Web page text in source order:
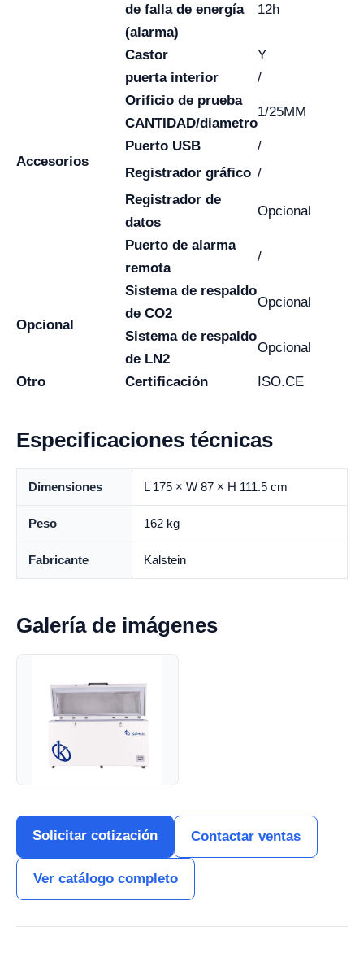
de falla de energía
(alarma)
12h
Accesorios
Castor
Y
puerta interior
/
Orificio de prueba
CANTIDAD/diametro
1/25MM
Puerto USB
/
Registrador gráfico /
Registrador de
datos
Opcional
Puerto de alarma
remota
/
Opcional
Sistema de respaldo
de CO2
Opcional
Sistema de respaldo
de LN2
Opcional
Otro Certificación ISO.CE
Especificaciones técnicas
Dimensiones L 175 × W 87 × H 111.5 cm
Peso 162 kg
Fabricante Kalstein
Galería de imágenes
Solicitar cotización Contactar ventas
Ver catálogo completo